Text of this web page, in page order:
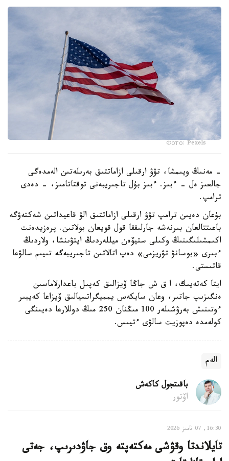
Фото: Pexels
- مەنىڭ ويىمشا، تۋۋ ارقىلى ازاماتتىق بەرىلەتىن الەمدەگى
جالعىز ەل - ءبىز. ءبىز بۇل تاجىريبەنى توقتاتامىز، - دەدى
ترامپ.
بۇعان دەيىن ترامپ تۋۋ ارقىلى ازاماتتىق الۋ قاعيداتىن شەكتەۋگە
باعىتتالعان بىرنەشە جارلىققا قول قويعان بولاتىن. پرەزيدەنت
اكىمشىلىگىنىڭ وكىلى ستيۆەن ميللەردىڭ ايتۋىنشا، ولاردىڭ
ءبىرى «بوسانۋ تۋريزمى» دەپ اتالاتىن تاجىريبەگە تىيىم سالۋعا
قاتىستى.
ايتا كەتەيىك، ا ق ش جاڭا ۆيزالىق كەپىل باعدارلاماسىن
ەنگىزىپ جاتىر، وعان سايكەس يمميگراتسيالىق ۆيزاعا كەيبىر
ءوتىنىش بەرۋشىلەر 100 مىڭنان 250 مىڭ دوللارعا دەيىنگى
كولەمدە دەپوزيت سالۋى ءتيىس.
الەم
باقىتجول كاكەش
اۆتور
16:30, 07 تامىز 2026
تايلاندتا وقۋشى مەكتەپتە وق جاۋدىرىپ، جەتى